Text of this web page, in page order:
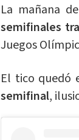
La mañana
semifinales
Juegos
El tico quedó
semifinal,